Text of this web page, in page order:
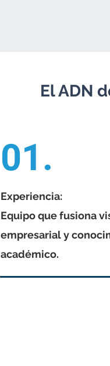
El ADN
01.
Experiencia:
Equipo que fusiona
empresarial y
académico.